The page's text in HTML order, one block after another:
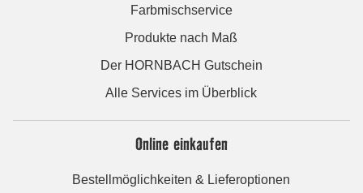
Farbmischservice
Produkte nach Maß
Der HORNBACH Gutschein
Alle Services im Überblick
Online einkaufen
Bestellmöglichkeiten & Lieferoptionen